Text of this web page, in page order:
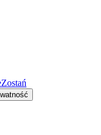
Zostań